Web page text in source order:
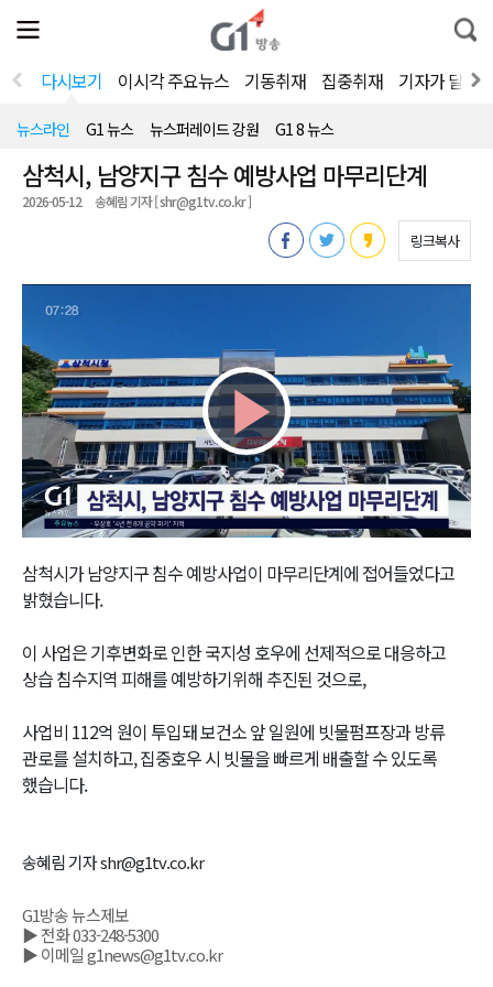
전
체
뉴
열
통
합
색
다시보기 이시각 주요뉴스 기동취재 집중취재 기자가 달려
뉴스라인 G1 뉴스 뉴스퍼레이드 강원 G1 8 뉴스
삼척시, 남양지구 침수 예방사업 마무리단계
2026-05-12 송혜림 기자 [ shr@g1tv.co.kr ]
링크복사
Play
Video
삼척시가 남양지구 침수 예방사업이 마무리단계에 접어들었다고
밝혔습니다.
이 사업은 기후변화로 인한 국지성 호우에 선제적으로 대응하고
상습 침수지역 피해를 예방하기위해 추진된 것으로,
사업비 112억 원이 투입돼 보건소 앞 일원에 빗물펌프장과 방류
관로를 설치하고, 집중호우 시 빗물을 빠르게 배출할 수 있도록
했습니다.
송혜림 기자 shr@g1tv.co.kr
G1방송 뉴스제보
▶ 전화 033-248-5300
▶ 이메일 g1news@g1tv.co.kr